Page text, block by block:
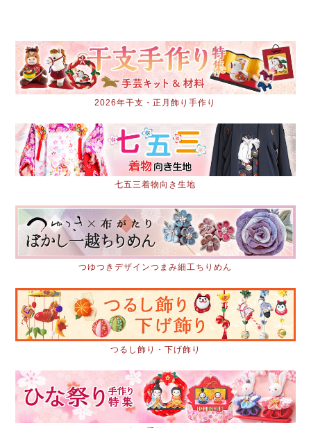
2026年干支・正月飾り手作り
七五三着物向き生地
つゆつきデザインつまみ細工ちりめん
つるし飾り・下げ飾り